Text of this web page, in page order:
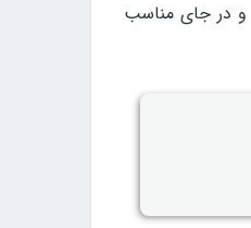
و در جای مناسب